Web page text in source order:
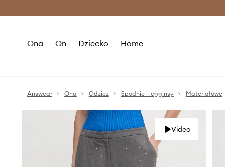
Ona On Dziecko Home
Answear Ona Odzież Spodnie i legginsy Materiałowe
Video